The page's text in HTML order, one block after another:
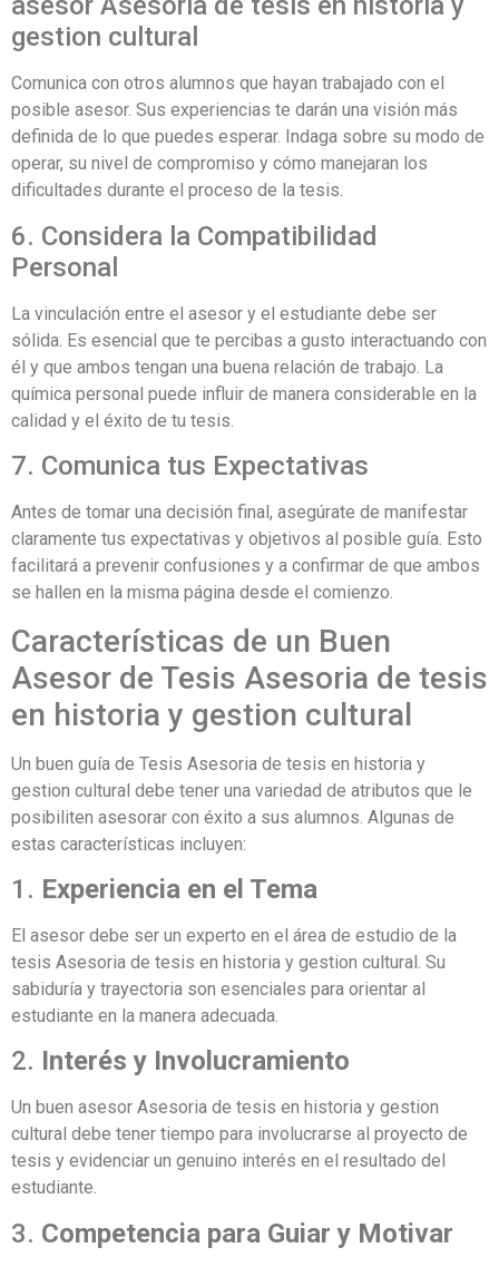
gestion cultural
Comunica con otros alumnos que hayan trabajado con el
posible asesor. Sus experiencias te darán una visión más
definida de lo que puedes esperar. Indaga sobre su modo de
operar, su nivel de compromiso y cómo manejaran los
dificultades durante el proceso de la tesis.
6. Considera la Compatibilidad
Personal
La vinculación entre el asesor y el estudiante debe ser
sólida. Es esencial que te percibas a gusto interactuando con
él y que ambos tengan una buena relación de trabajo. La
química personal puede influir de manera considerable en la
calidad y el éxito de tu tesis.
7. Comunica tus Expectativas
Antes de tomar una decisión final, asegúrate de manifestar
claramente tus expectativas y objetivos al posible guía. Esto
facilitará a prevenir confusiones y a confirmar de que ambos
se hallen en la misma página desde el comienzo.
Características de un Buen
Asesor de Tesis Asesoria de tesis
en historia y gestion cultural
Un buen guía de Tesis Asesoria de tesis en historia y
gestion cultural debe tener una variedad de atributos que le
posibiliten asesorar con éxito a sus alumnos. Algunas de
estas características incluyen:
1. Experiencia en el Tema
El asesor debe ser un experto en el área de estudio de la
tesis Asesoria de tesis en historia y gestion cultural. Su
sabiduría y trayectoria son esenciales para orientar al
estudiante en la manera adecuada.
2. Interés y Involucramiento
Un buen asesor Asesoria de tesis en historia y gestion
cultural debe tener tiempo para involucrarse al proyecto de
tesis y evidenciar un genuino interés en el resultado del
estudiante.
3. Competencia para Guiar y Motivar